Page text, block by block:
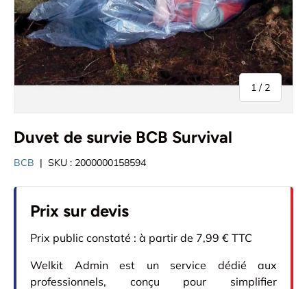
1 / de
2
Duvet de survie BCB Survival
BCB | SKU : 2000000158594
Prix sur devis
Prix public constaté : à partir de 7,99 € TTC
Welkit Admin est un service dédié aux
professionnels, conçu pour simplifier